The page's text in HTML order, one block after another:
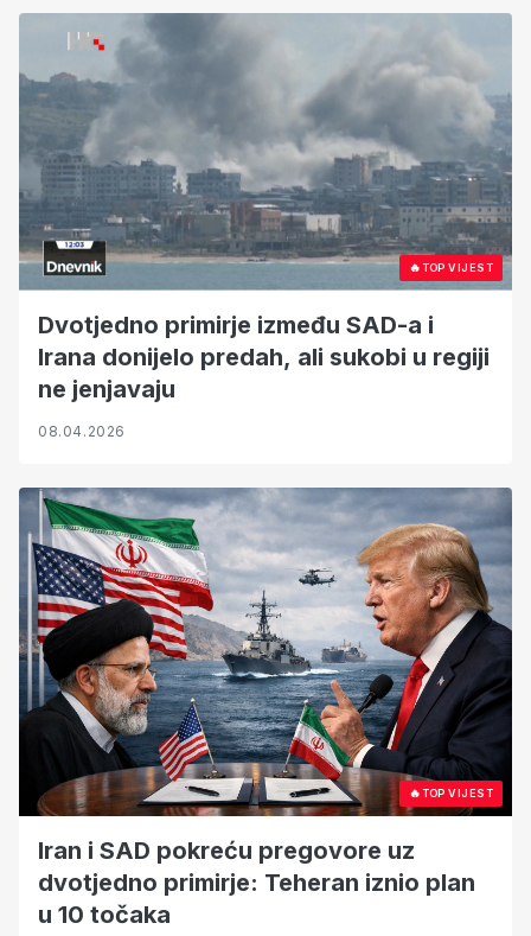
🔥TOP VIJEST
Dvotjedno primirje između SAD-a i
Irana donijelo predah, ali sukobi u regiji
ne jenjavaju
08.04.2026
🔥TOP VIJEST
Iran i SAD pokreću pregovore uz
dvotjedno primirje: Teheran iznio plan
u 10 točaka